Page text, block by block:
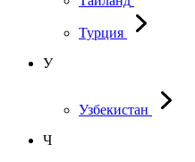
Турция
У
Узбекистан
Ч